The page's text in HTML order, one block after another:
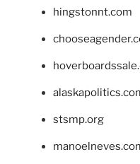
hingstonnt.com
stsmp.org